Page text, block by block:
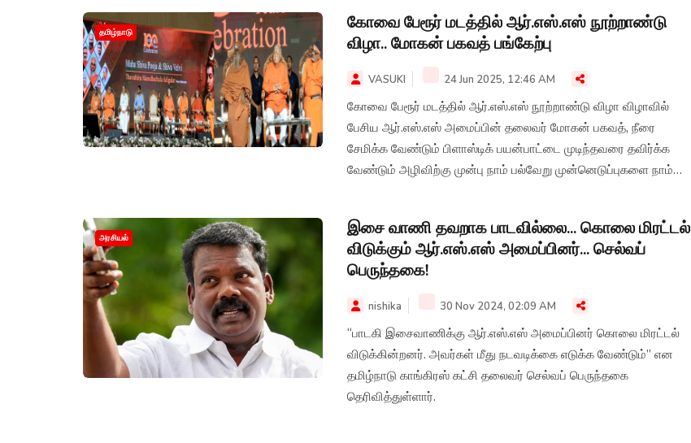
தமிழ்நாடு
கோவை பேரூர் மடத்தில் ஆர்.எஸ்.எஸ் நூற்றாண்டு
விழா.. மோகன் பகவத் பங்கேற்பு
VASUKI 24 Jun 2025, 12:46 AM
கோவை பேரூர் மடத்தில் ஆர்.எஸ்.எஸ் நூற்றாண்டு விழா விழாவில்
பேசிய ஆர்.எஸ்.எஸ் அமைப்பின் தலைவர் மோகன் பகவத், நீரை
சேமிக்க வேண்டும் பிளாஸ்டிக் பயன்பாட்டை முடிந்தவரை தவிர்க்க
வேண்டும் அழிவிற்கு முன்பு நாம் பல்வேறு முன்னெடுப்புகளை நாம்
அரசியல்
இசை வாணி தவறாக பாடவில்லை... கொலை மிரட்டல்
விடுக்கும் ஆர்.எஸ்.எஸ் அமைப்பினர்... செல்வப்
பெருந்தகை!
nishika 30 Nov 2024, 02:09 AM
“பாடகி இசைவாணிக்கு ஆர்.எஸ்.எஸ் அமைப்பினர் கொலை மிரட்டல்
விடுக்கின்றனர். அவர்கள் மீது நடவடிக்கை எடுக்க வேண்டும்” என
தமிழ்நாடு காங்கிரஸ் கட்சி தலைவர் செல்வப் பெருந்தகை
தெரிவித்துள்ளார்.